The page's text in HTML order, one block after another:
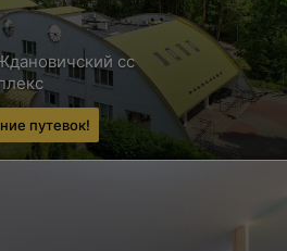
сс
путевок!